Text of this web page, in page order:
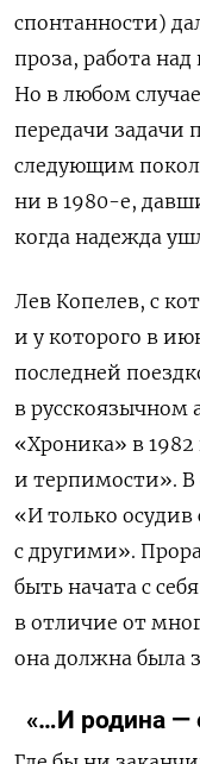
спонтанности)
проза, работа
Но в любом
передачи задачи
следующим
ни в 1980-е,
когда надежда
Лев Копелев, с
и у которого в
последней
в русскоязычном
«Хроника» в 1982
и терпимости». В
«И только осудив
с другими».
быть начата с
в отличие от
она должна была
«…И родина —